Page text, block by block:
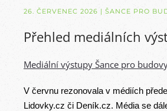
26. ČERVENEC 2026 | ŠANCE PRO
Přehled mediálních
Mediální výstupy Šance pro
V červnu rezonovala v médiích
Lidovky.cz či Deník.cz. Média se